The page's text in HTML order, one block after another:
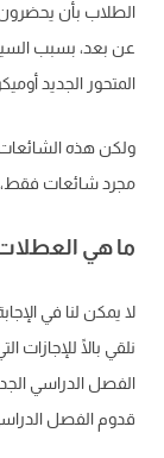
الطلاب بأن يحضرون
عن بعد، بسبب
المتحور الجديد
ولكن هذه
مجرد شائعات فقط،
ما هي
لا يمكن لنا في
نلقي بالًا للإجازات
الفصل الدراسي
قدوم الفصل